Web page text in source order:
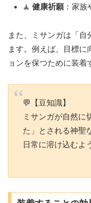
🧘健康祈願：家族
また、ミサンガは「
ます。例えば、目標に
ョンを保つために装着
💬【豆知識】
ミサンガが自然に
た」とされる神聖
日常に溶け込むよ